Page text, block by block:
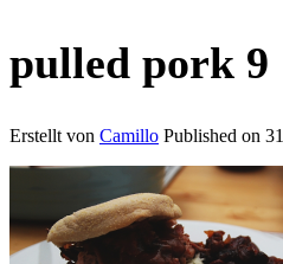
pulled pork 9
Erstellt von Camillo Published on